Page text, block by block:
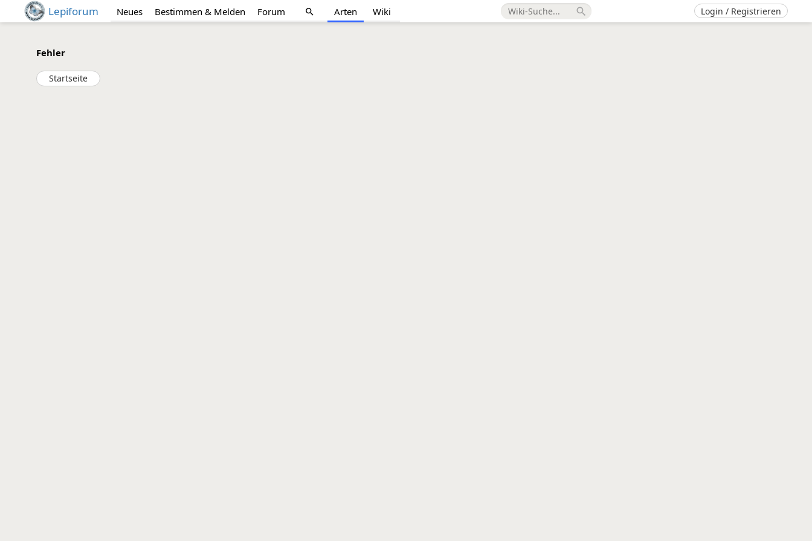
Lepiforum Neues Bestimmen & Melden Forum search Arten Wiki search Login / Registrieren
Fehler
Startseite